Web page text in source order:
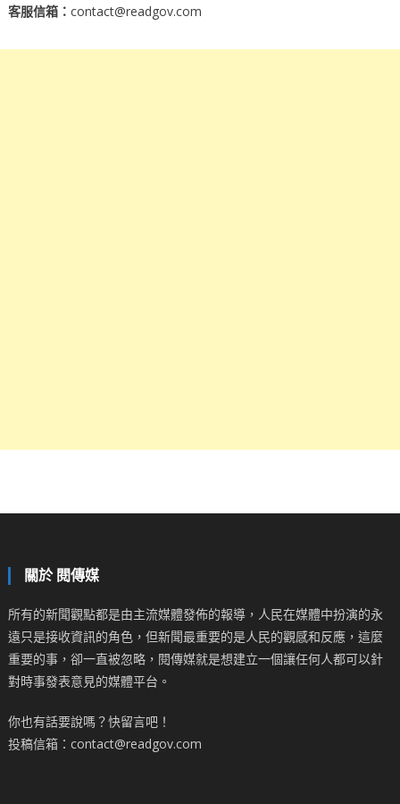
客服信箱： contact@readgov.com
關於 閱傳媒
所有的新聞觀點都是由主流媒體發佈的報導，人民在媒體中扮演的永
遠只是接收資訊的角色，但新聞最重要的是人民的觀感和反應，這麼
重要的事，卻一直被忽略，閱傳媒就是想建立一個讓任何人都可以針
對時事發表意見的媒體平台。
你也有話要說嗎？快留言吧！
投稿信箱：contact@readgov.com